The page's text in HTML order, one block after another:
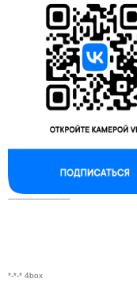
--------------------------
*-*-* 4box